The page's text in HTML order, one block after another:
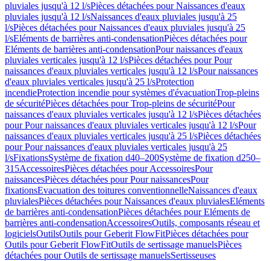
pluviales jusqu'à 12 l/sPièces détachées pour Naissances d'eaux
pluviales jusqu'à 12 l/sNaissances d'eaux pluviales jusqu'à 25
l/sPièces détachées pour Naissances d'eaux pluviales jusqu'à 25
l/sEléments de barrières anti-condensationPièces détachées pour
Eléments de barrières anti-condensationPour naissances d'eaux
pluviales verticales jusqu'à 12 l/sPièces détachées pour Pour
naissances d'eaux pluviales verticales jusqu'à 12 l/sPour naissances
d'eaux pluviales verticales jusqu'à 25 l/sProtection
incendieProtection incendie pour systèmes d'évacuationTrop-pleins
de sécuritéPièces détachées pour Trop-pleins de sécuritéPour
naissances d'eaux pluviales verticales jusqu'à 12 l/sPièces détachées
pour Pour naissances d'eaux pluviales verticales jusqu'à 12 l/sPour
naissances d'eaux pluviales verticales jusqu'à 25 l/sPièces détachées
pour Pour naissances d'eaux pluviales verticales jusqu'à 25
l/sFixationsSystème de fixation d40–200Système de fixation d250–
315AccessoiresPièces détachées pour AccessoiresPour
naissancesPièces détachées pour Pour naissancesPour
fixationsEvacuation des toitures conventionnelleNaissances d'eaux
pluvialesPièces détachées pour Naissances d'eaux pluvialesEléments
de barrières anti-condensationPièces détachées pour Eléments de
barrières anti-condensationAccessoiresOutils, composants réseau et
logicielsOutilsOutils pour Geberit FlowFitPièces détachées pour
Outils pour Geberit FlowFitOutils de sertissage manuelsPièces
détachées pour Outils de sertissage manuelsSertisseuses